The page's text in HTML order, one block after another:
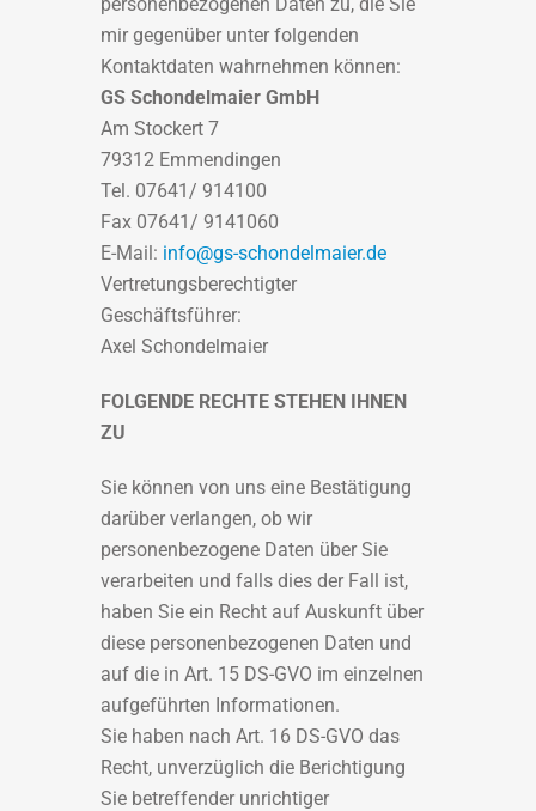
mir gegenüber unter folgenden
Kontaktdaten wahrnehmen können:
GS Schondelmaier GmbH
Am Stockert 7
79312 Emmendingen
Tel. 07641/ 914100
Fax 07641/ 9141060
E-Mail: info@gs-schondelmaier.de
Vertretungsberechtigter
Geschäftsführer:
Axel Schondelmaier
FOLGENDE RECHTE STEHEN IHNEN
ZU
Sie können von uns eine Bestätigung
darüber verlangen, ob wir
personenbezogene Daten über Sie
verarbeiten und falls dies der Fall ist,
haben Sie ein Recht auf Auskunft über
diese personenbezogenen Daten und
auf die in Art. 15 DS-GVO im einzelnen
aufgeführten Informationen.
Sie haben nach Art. 16 DS-GVO das
Recht, unverzüglich die Berichtigung
Sie betreffender unrichtiger